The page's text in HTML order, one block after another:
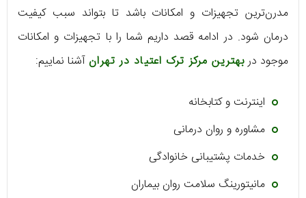
مدرن‌ترین تجهیزات و امکانات باشد تا بتواند سبب کیفیت
درمان شود. در ادامه قصد داریم شما را با تجهیزات و امکانات
موجود دربهترین مرکز ترک اعتیاد در تهرانآشنا نماییم:
اینترنت و کتابخانه
مشاوره و روان درمانی
خدمات پشتیبانی خانوادگی
مانیتورینگ سلامت روان بیماران